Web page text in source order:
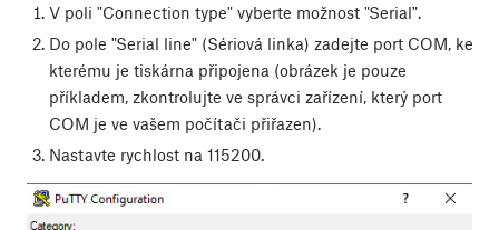
V poli "Connection type" vyberte možnost "Serial".
Do pole "Serial line" (Sériová linka) zadejte port COM, ke
kterému je tiskárna připojena (obrázek je pouze
příkladem, zkontrolujte ve správci zařízení, který port
COM je ve vašem počítači přiřazen).
Nastavte rychlost na 115200.